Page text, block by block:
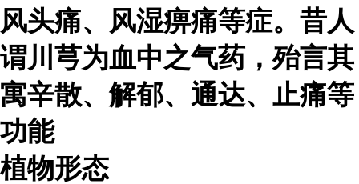
风头痛、风湿痹痛等症。昔人
谓川芎为血中之气药，殆言其
寓辛散、解郁、通达、止痛等
功能
植物形态